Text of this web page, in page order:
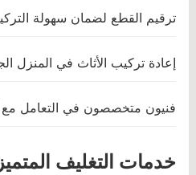
ترقيم القطع لضمان سهولة
إعادة تركيب الأثاث في المنزل
فنيون متخصصون في التعامل مع
خدمات التغليف